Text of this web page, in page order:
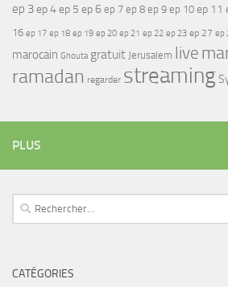
ep 3ep 4ep 5 ep 6 ep 7 ep 8 ep 9 ep 10 ep 11
16 ep 17 ep 18 ep 19 ep 20 ep 21 ep 22 ep 23 ep 27 ep
marocain Ghouta gratuit Jerusalem live
ramadan regarder streaming
PLUS
Rechercher :
CATÉGORIES